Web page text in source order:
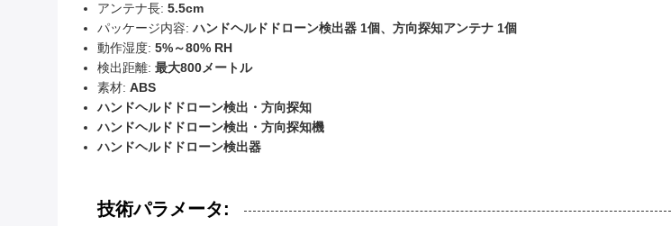
アンテナ長: 5.5cm
パッケージ内容:ハンドヘルドドローン検出器 1個、方向探知アンテナ 1個
動作湿度: 5%～80% RH
検出距離: 最大800メートル
素材: ABS
ハンドヘルドドローン検出・方向探知
ハンドヘルドドローン検出・方向探知機
ハンドヘルドドローン検出器
技術パラメータ: